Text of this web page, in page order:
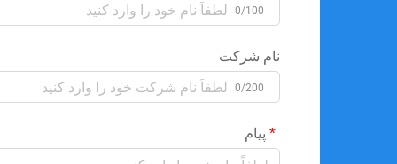
0/100
نام شرکت
0/200
پیام